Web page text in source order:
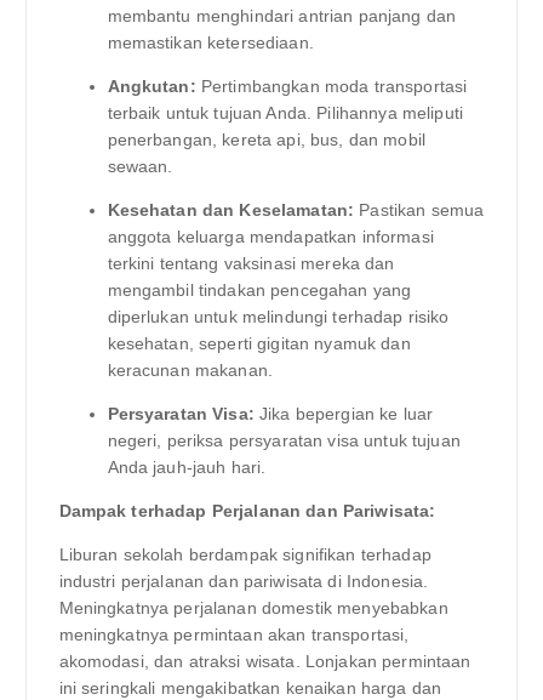
membantu menghindari antrian panjang dan
memastikan ketersediaan.
Angkutan: Pertimbangkan moda transportasi
terbaik untuk tujuan Anda. Pilihannya meliputi
penerbangan, kereta api, bus, dan mobil
sewaan.
Kesehatan dan Keselamatan: Pastikan semua
anggota keluarga mendapatkan informasi
terkini tentang vaksinasi mereka dan
mengambil tindakan pencegahan yang
diperlukan untuk melindungi terhadap risiko
kesehatan, seperti gigitan nyamuk dan
keracunan makanan.
Persyaratan Visa: Jika bepergian ke luar
negeri, periksa persyaratan visa untuk tujuan
Anda jauh-jauh hari.
Dampak terhadap Perjalanan dan Pariwisata:
Liburan sekolah berdampak signifikan terhadap
industri perjalanan dan pariwisata di Indonesia.
Meningkatnya perjalanan domestik menyebabkan
meningkatnya permintaan akan transportasi,
akomodasi, dan atraksi wisata. Lonjakan permintaan
ini seringkali mengakibatkan kenaikan harga dan